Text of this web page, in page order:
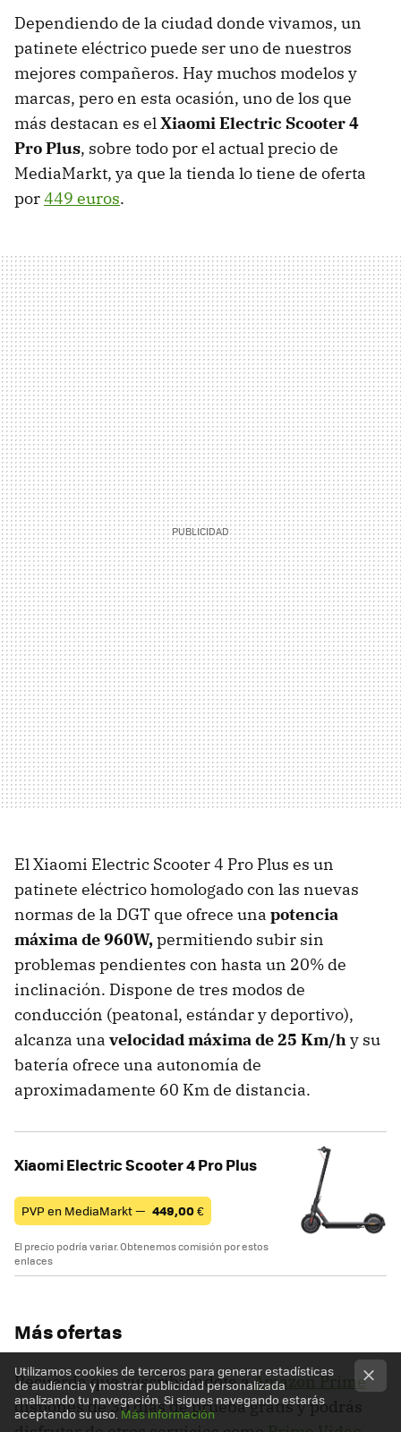
Dependiendo de la ciudad donde vivamos, un
patinete eléctrico puede ser uno de nuestros
mejores compañeros. Hay muchos modelos y
marcas, pero en esta ocasión, uno de los que
más destacan es elXiaomi Electric Scooter 4
Pro Plus, sobre todo por el actual precio de
MediaMarkt, ya que la tienda lo tiene de oferta
por449 euros.
El Xiaomi Electric Scooter 4 Pro Plus es un
patinete eléctrico homologado con las nuevas
normas de la DGT que ofrece una potencia
máxima de 960W,permitiendo subir sin
problemas pendientes con hasta un 20% de
inclinación. Dispone de tres modos de
conducción (peatonal, estándar y deportivo),
alcanza una velocidad máxima de 25 Km/hy su
batería ofrece una autonomía de
aproximadamente 60 Km de distancia.
Xiaomi Electric Scooter 4 Pro Plus
PVP en MediaMarkt — 449,00€
El precio podría variar. Obtenemos comisión por estos
enlaces
Más ofertas
Recuerda que suscribiéndote aAmazon Prime
dispones de 30 días de prueba gratis y podrás
Utilizamos cookies de terceros para generar estadísticas
de audiencia y mostrar publicidad personalizada
analizando tu navegación. Si sigues navegando estarás
aceptando su uso.Más información